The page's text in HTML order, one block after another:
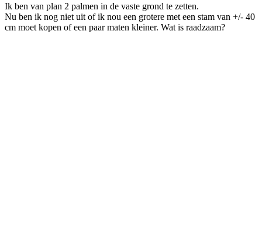
Ik ben van plan 2 palmen in de vaste grond te zetten.
Nu ben ik nog niet uit of ik nou een grotere met een stam van +/- 40
cm moet kopen of een paar maten kleiner. Wat is raadzaam?